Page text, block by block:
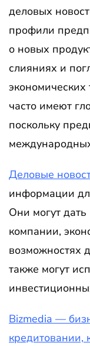
деловых
профили
о новых
слияниях и
часто имеют
поскольку
Деловые
информации
Они могут
компании,
возможностях
также могут
Bizmedia —
кредитовании,